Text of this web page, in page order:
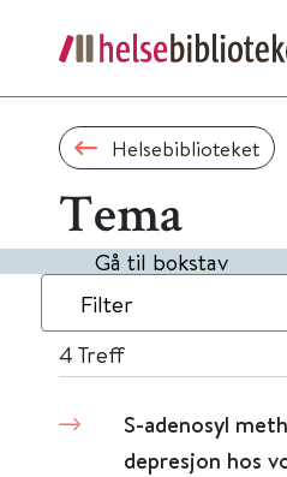
Helsebiblioteket
Tema
Gå til bokstav
Filter
4 Treff
S-adenosyl
depresjon hos